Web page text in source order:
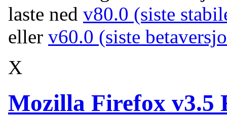
laste ned v80.0 (siste
eller v60.0 (siste
X
Mozilla Firefox v3.5